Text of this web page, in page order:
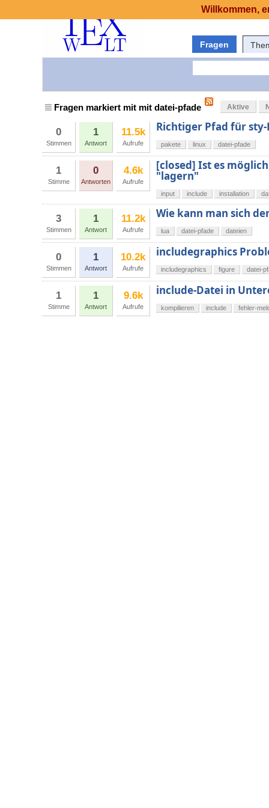
Fragen
Fragen markiert mit mit datei-pfade Aktive
0
Stimmen
1
Antwort
11.5k
Aufrufe
Richtiger Pfad für
pakete linux datei-pfade
1
Stimme
0
Antworten
4.6k
Aufrufe
[closed] Ist es
"lagern"
input include installation
3
Stimmen
1
Antwort
11.2k
Aufrufe
Wie kann man sich
lua datei-pfade dateien
0
Stimmen
1
Antwort
10.2k
Aufrufe
includegraphics
includegraphics figure datei-
1
Stimme
1
Antwort
9.6k
Aufrufe
include-Datei in
kompilieren include fehler-
Willkommen,